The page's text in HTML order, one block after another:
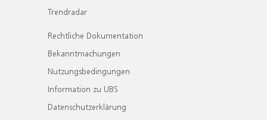
Trendradar
Rechtliche Dokumentation
Bekanntmachungen
Nutzungsbedingungen
Information zu UBS
Datenschutzerklärung